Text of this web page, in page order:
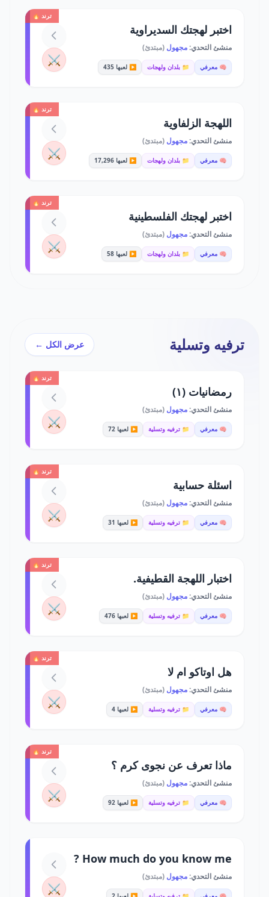
ترند 🔥
اختبر لهجتك السديراوية
منشئ التحدي:مجهول (مبتدئ)
🧠 معرفي 📁 بلدان ولهجات ▶️ لعبها 435 ⚔️
ترند 🔥
اللهجة الزلفاوية
منشئ التحدي:مجهول (مبتدئ)
🧠 معرفي 📁 بلدان ولهجات ▶️ لعبها 17,296 ⚔️
ترند 🔥
اختبر لهجتك الفلسطينية
منشئ التحدي:مجهول (مبتدئ)
🧠 معرفي 📁 بلدان ولهجات ▶️ لعبها 58 ⚔️
ترفيه وتسلية عرض الكل ←
ترند 🔥
رمضانيات (١)
منشئ التحدي:مجهول (مبتدئ)
🧠 معرفي 📁 ترفيه وتسلية ▶️ لعبها 72 ⚔️
ترند 🔥
اسئلة حسابية
منشئ التحدي:مجهول (مبتدئ)
🧠 معرفي 📁 ترفيه وتسلية ▶️ لعبها 31 ⚔️
ترند 🔥
اختبار اللهجة القطيفية.
منشئ التحدي:مجهول (مبتدئ)
🧠 معرفي 📁 ترفيه وتسلية ▶️ لعبها 476 ⚔️
ترند 🔥
هل اوتاكو ام لا
منشئ التحدي:مجهول (مبتدئ)
🧠 معرفي 📁 ترفيه وتسلية ▶️ لعبها 4 ⚔️
ترند 🔥
ماذا تعرف عن نجوى كرم ؟
منشئ التحدي:مجهول (مبتدئ)
🧠 معرفي 📁 ترفيه وتسلية ▶️ لعبها 92 ⚔️
How much do you know me ?
منشئ التحدي:مجهول (مبتدئ)
⚔️